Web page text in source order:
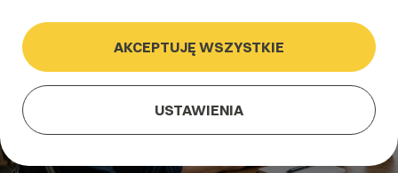
AKCEPTUJĘ WSZYSTKIE
USTAWIENIA